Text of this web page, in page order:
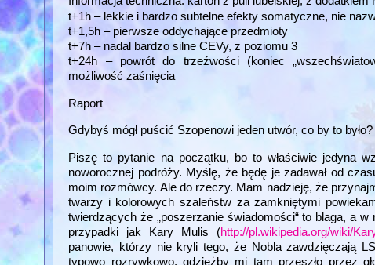
t+1h – lekkie i bardzo subtelne efekty somatyczne, nie
t+1,5h – pierwsze oddychające przedmioty
t+7h – nadal bardzo silne CEVy, z poziomu 3
t+24h – powrót do trzeźwości (koniec
możliwość zaśnięcia
Raport
Gdybyś mógł puścić Szopenowi jeden utwór, co by to było?
Piszę to pytanie na początku, bo to właściwie jedyna
noworocznej podróży. Myślę, że będę je zadawał od
moim rozmówcy. Ale do rzeczy. Mam nadzieję, że
twarzy i kolorowych szaleństw za zamkniętymi
twierdzących że „poszerzanie świadomości“ to blaga, a
przypadki jak Kary Mulis (http://pl.wikipedia.org/wiki/
panowie, którzy nie kryli tego, że Nobla zawdzięczają
typowo rozrywkowo, gdzieżby mi tam przeszło przez